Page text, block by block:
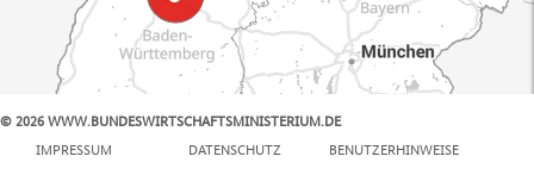
© 2026 WWW.BUNDESWIRTSCHAFTSMINISTERIUM.DE
IMPRESSUM
DATENSCHUTZ BENUTZERHINWEISE